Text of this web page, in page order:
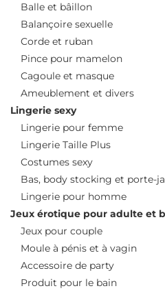
Balle et bâillon
Balançoire sexuelle
Corde et ruban
Pince pour mamelon
Cagoule et masque
Ameublement et divers
Lingerie sexy
Lingerie pour femme
Lingerie Taille Plus
Costumes sexy
Bas, body stocking et porte-
Lingerie pour homme
Jeux érotique pour adulte et
Jeux pour couple
Moule à pénis et à vagin
Accessoire de party
Produit pour le bain